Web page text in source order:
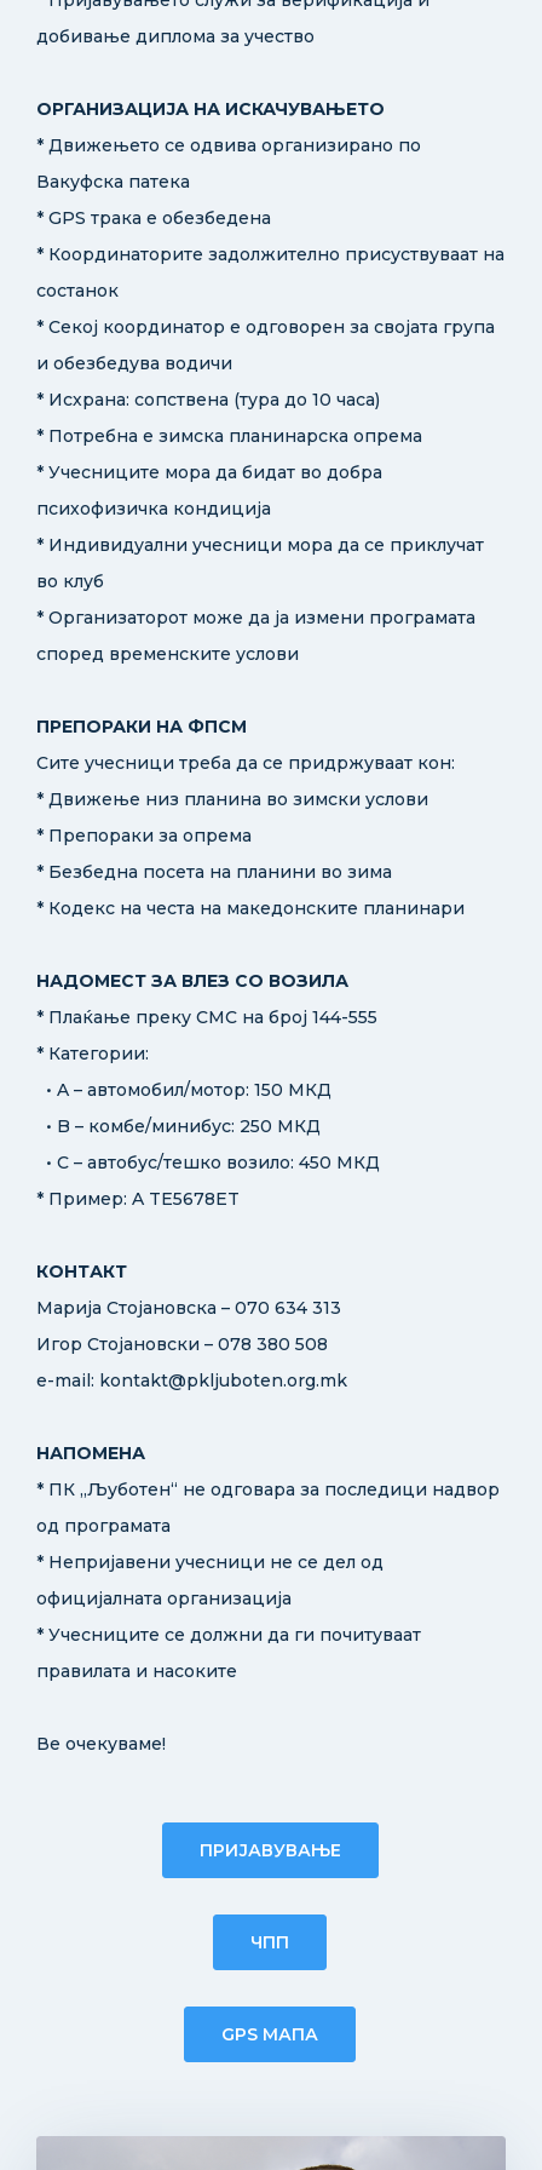
добивање диплома за учество
ОРГАНИЗАЦИЈА НА ИСКАЧУВАЊЕТО
* Движењето се одвива организирано по
Вакуфска патека
* GPS трака е обезбедена
* Координаторите задолжително присуствуваат на
состанок
* Секој координатор е одговорен за својата група
и обезбедува водичи
* Исхрана: сопствена (тура до 10 часа)
* Потребна е зимска планинарска опрема
* Учесниците мора да бидат во добра
психофизичка кондиција
* Индивидуални учесници мора да се приклучат
во клуб
* Организаторот може да ја измени програмата
според временските услови
ПРЕПОРАКИ НА ФПСМ
Сите учесници треба да се придржуваат кон:
* Движење низ планина во зимски услови
* Препораки за опрема
* Безбедна посета на планини во зима
* Кодекс на честа на македонските планинари
НАДОМЕСТ ЗА ВЛЕЗ СО ВОЗИЛА
* Плаќање преку СМС на број 144-555
* Категории:
• A – автомобил/мотор: 150 МКД
• B – комбе/минибус: 250 МКД
• C – автобус/тешко возило: 450 МКД
* Пример: A TE5678ET
КОНТАКТ
Марија Стојановска – 070 634 313
Игор Стојановски – 078 380 508
e-mail: kontakt@pkljuboten.org.mk
НАПОМЕНА
* ПК „Љуботен“ не одговара за последици надвор
од програмата
* Непријавени учесници не се дел од
официјалната организација
* Учесниците се должни да ги почитуваат
правилата и насоките
Ве очекуваме!
ПРИЈАВУВАЊЕ
ЧПП
GPS МАПА